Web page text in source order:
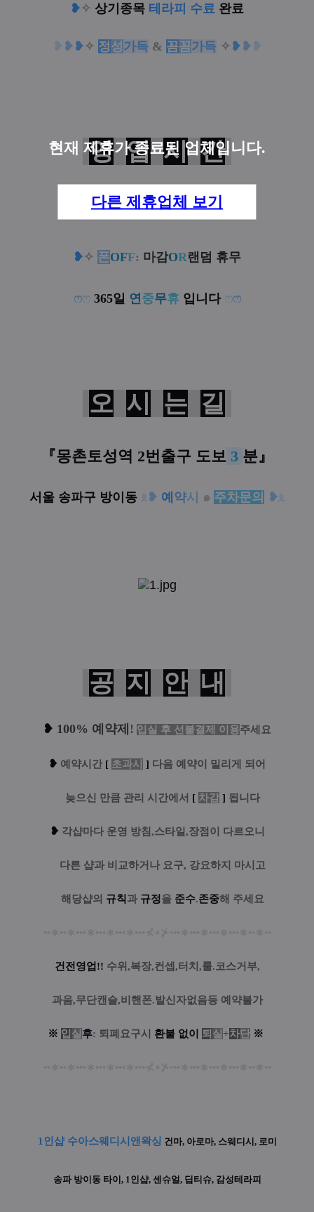
현재 제휴가 종료된 업체입니다.
다른 제휴업체 보기
❥ ✧ 상기종목 테라피 수료 완료
❥ ❥ ❥ ✧ 정성가득 & 꼼꼼가득 ✧ ❥ ❥ ❥
영 업 시 간
오전 11 시 ❥ 새벽 4 시
❥ ✧ 폰OFF: 마감OR랜덤 휴무
ෆෆ365일 연중무휴입니다 ෆෆ
오 시 는 길
『몽촌토성역 2번출구 도보 3 분』
서울 송파구 방이동 ᦸ❥ 예 약시 ๑ 주차문의 ❥ᦸ
공 지 안 내
❥ 100% 예약제 ! 입실 후 선불결제 이용주세요
❥ 예 약시간 [ 초과시 ] 다음 예약이 밀리게 되어
늦으신 만큼 관리 시간에서 [ 차감 ] 됩니다
❥ 각샵마다 운영 방침,스타일,장점이 다르오니
다른 샵과 비교하거나 요구, 강요하지 마시고
해당샵의 규칙 과 규정을 준수.존중해 주세요
건전영업!! 수위,복장,컨셉,터치,룰.코스거부,
과음,무단캔슬,비핸폰.발신자없음등 예약불가
※ 입 실 후: 퇴폐요구시 환불 없이 퇴 실 +차단 ※
1인샵 수아스웨디시앤왁싱 건마, 아로마, 스웨디시, 로미
송파 방이동 타이, 1인샵, 센슈얼, 딥티슈, 감성테라피